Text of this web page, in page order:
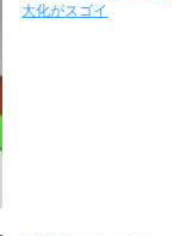
大化がスゴイ